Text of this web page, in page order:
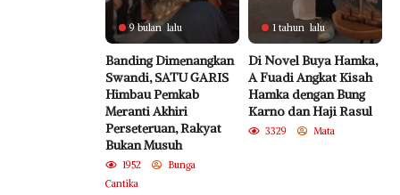
9 bulan lalu
Banding Dimenangkan
Swandi, SATU GARIS
Himbau Pemkab
Meranti Akhiri
Perseteruan, Rakyat
Bukan Musuh
1952
Bunga
Cantika
1 tahun lalu
Di Novel Buya Hamka,
A Fuadi Angkat Kisah
Hamka dengan Bung
Karno dan Haji Rasul
3329 Mata